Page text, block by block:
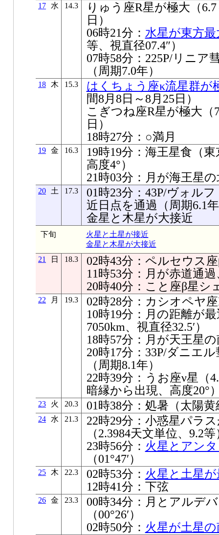
17 水 14.3
りゅう座R星が極大（
日）
06時21分： 水星が東方最
等、視直径07.4″）
07時58分：225P/リニア
（周期7.0年）
18 木 15.3
はくちょう座κ流星群が
間8月8日～8月25日）
こぎつね座R星が極大（
日）
18時27分：○満月
19 金 16.3
19時19分：海王星食（
高度4°）
21時03分：月が海王星の
20 土 17.3
01時23分：43P/ヴォル
近日点を通過（周期6.1
金星と木星が大接近
下旬
火星と土星が接近
金星と木星が大接近
21
日 18.3
02時43分：ペルセウス
11時53分：月が赤道通
20時40分：こと座β星シ
22 月 19.3
02時28分：カシオペヤ
10時19分：月の距離が
7050km、視直径32.5′）
18時57分：月が天王星の
20時17分：33P/ダニエ
（周期8.1年）
22時39分：うお座ν星（
暗縁から出現、高度20°
23 火 20.3 01時38分：処暑（太陽黄
24 水 21.3
22時29分：小惑星パラ
（2.3984天文単位、9.2等
23時56分： 火星とアン
（01°47′）
25 木 22.3 02時53分： 火星と土星
12時41分：下弦
26 金 23.3
00時34分：月とアルデ
（00°26′）
02時50分： 火星が土星の